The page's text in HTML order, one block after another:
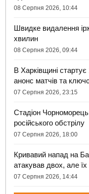
08 Серпня 2026, 10:44
Швидке видалення
хвилин
08 Серпня 2026, 09:44
В Харківщині
анонс матчів та
07 Серпня 2026, 23:15
Стадіон
російського обстрілу
07 Серпня 2026, 18:00
Кривавий напад на
атакував двох, але
07 Серпня 2026, 14:44